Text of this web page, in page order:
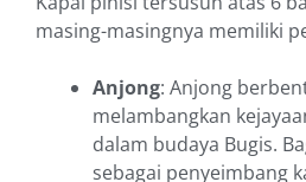
masing-masingnya memiliki
Anjong: Anjong
melambangkan
dalam budaya Bugis.
sebagai penyeimbang